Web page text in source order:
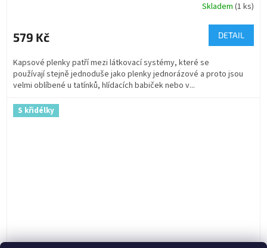
Skladem (1 ks)
579 Kč DETAIL
Kapsové plenky patří mezi látkovací systémy, které se
používají stejně jednoduše jako plenky jednorázové a proto jsou
velmi oblíbené u tatínků, hlídacích babiček nebo v...
S křidélky